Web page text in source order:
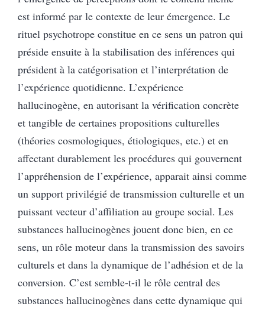
est informé par le contexte de leur émergence. Le
rituel psychotrope constitue en ce sens un patron qui
préside ensuite à la stabilisation des inférences qui
président à la catégorisation et l’interprétation de
l’expérience quotidienne. L’expérience
hallucinogène, en autorisant la vérification concrète
et tangible de certaines propositions culturelles
(théories cosmologiques, étiologiques, etc.) et en
affectant durablement les procédures qui gouvernent
l’appréhension de l’expérience, apparait ainsi comme
un support privilégié de transmission culturelle et un
puissant vecteur d’affiliation au groupe social. Les
substances hallucinogènes jouent donc bien, en ce
sens, un rôle moteur dans la transmission des savoirs
culturels et dans la dynamique de l’adhésion et de la
conversion. C’est semble-t-il le rôle central des
substances hallucinogènes dans cette dynamique qui